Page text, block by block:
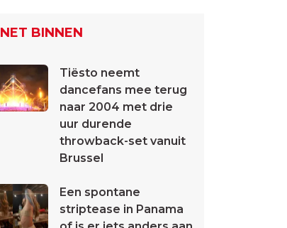
NET BINNEN
Tiësto neemt
dancefans mee terug
naar 2004 met drie
uur durende
throwback-set vanuit
Brussel
Een spontane
striptease in Panama